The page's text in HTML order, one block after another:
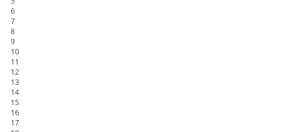
6
7
8
9
10
11
12
13
14
15
16
17